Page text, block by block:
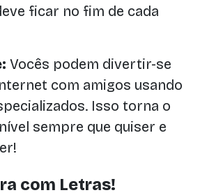
ficar no fim de cada
Vocês podem divertir-se
com amigos usando
Isso torna o
sempre que quiser e
com Letras!